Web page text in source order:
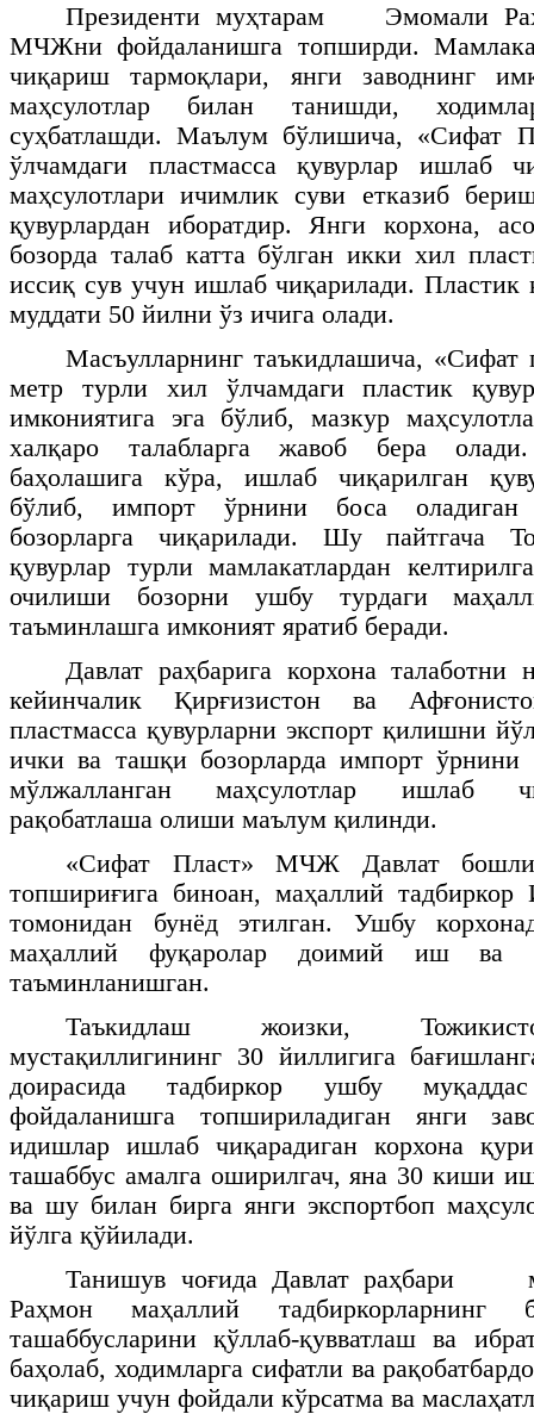
Президенти муҳтарам
Эмомали
МЧЖни фойдаланишга топширди.
чиқариш тармоқлари, янги заводнинг
маҳсулотлар билан танишди,
суҳбатлашди. Маълум бўлишича,
ўлчамдаги пластмасса қувурлар ишлаб
маҳсулотлари ичимлик суви етказиб
қувурлардан иборатдир. Янги корхона,
бозорда талаб катта бўлган икки хил
иссиқ сув учун ишлаб чиқарилади. Пластик
муддати 50 йилни ўз ичига олади.
Масъулларнинг таъкидлашича, «Сифат
метр турли хил ўлчамдаги
пластик
имкониятига эга бўлиб, мазкур
халқаро талабларга жавоб бера олади.
баҳолашига кўра, ишлаб чиқарилган
бўлиб, импорт ўрнини боса оладиган
бозорларга чиқарилади. Шу пайтгача
қувурлар турли мамлакатлардан
очилиши бозорни ушбу турдаги
таъминлашга имконият яратиб беради.
Давлат раҳбарига корхона талаботни
кейинчалик Қирғизистон ва
пластмасса қувурларни экспорт қилишни
ички ва ташқи бозорларда импорт ўрнини
мўлжалланган маҳсулотлар ишлаб
рақобатлаша олиши маълум қилинди.
«Сифат Пласт» МЧЖ Давлат
топшириғига биноан, маҳаллий
томонидан бунёд этилган. Ушбу
маҳаллий фуқаролар доимий иш
таъминланишган.
Таъкидлаш жоизки,
мустақиллигининг 30 йиллигига
доирасида тадбиркор ушбу
фойдаланишга топшириладиган янги
идишлар ишлаб чиқарадиган корхона
ташаббус амалга оширилгач, яна 30 киши
ва шу билан бирга янги экспортбоп
йўлга қўйилади.
Танишув чоғида Давлат раҳбари
Раҳмон маҳаллий тадбиркорларнинг
ташаббусларини қўллаб-қувватлаш ва
баҳолаб, ходимларга сифатли ва
чиқариш учун фойдали кўрсатма ва